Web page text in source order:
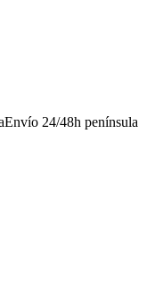
Envío 24/48h península